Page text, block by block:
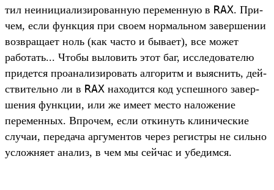
тил неини­циали­зиро­ван­ную перемен­ную в RAX. При­
чем, если фун­кция при сво­ем нор­маль­ном завер­шении
воз­вра­щает ноль (как час­то и быва­ет), все может
работать... Что­бы выловить этот баг, иссле­дова­телю
при­дет­ся про­ана­лизи­ровать алго­ритм и выяс­нить, дей­
стви­тель­но ли в RAX находит­ся код успешно­го завер­
шения фун­кции, или же име­ет мес­то наложе­ние
перемен­ных. Впро­чем, если отки­нуть кли­ничес­кие
слу­чаи, переда­ча аргу­мен­тов через регис­тры не силь­но
усложня­ет ана­лиз, в чем мы сей­час и убе­дим­ся.